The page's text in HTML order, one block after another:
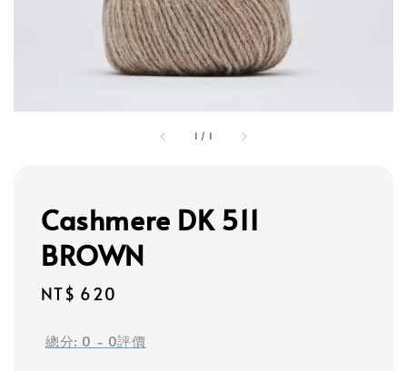
1 / 1
Cashmere DK 511
BROWN
Regular
NT$ 620
總分: 0 - 0評價